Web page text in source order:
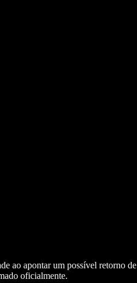
ao apontar um possível retorno de
oficialmente.